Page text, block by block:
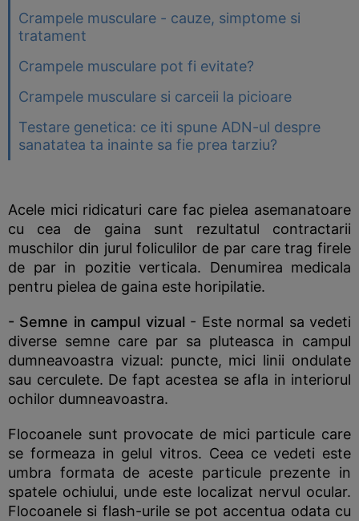
Crampele musculare - cauze, simptome si
tratament
Crampele musculare pot fi evitate?
Crampele musculare si carceii la picioare
Testare genetica: ce iti spune ADN-ul despre
sanatatea ta inainte sa fie prea tarziu?
Acele mici ridicaturi care fac pielea asemanatoare
cu cea de gaina sunt rezultatul contractarii
muschilor din jurul foliculilor de par care trag firele
de par in pozitie verticala. Denumirea medicala
pentru pielea de gaina este horipilatie.
- Semne in campul vizual - Este normal sa vedeti
diverse semne care par sa pluteasca in campul
dumneavoastra vizual: puncte, mici linii ondulate
sau cerculete. De fapt acestea se afla in interiorul
ochilor dumneavoastra.
Flocoanele sunt provocate de mici particule care
se formeaza in gelul vitros. Ceea ce vedeti este
umbra formata de aceste particule prezente in
spatele ochiului, unde este localizat nervul ocular.
Flocoanele si flash-urile se pot accentua odata cu